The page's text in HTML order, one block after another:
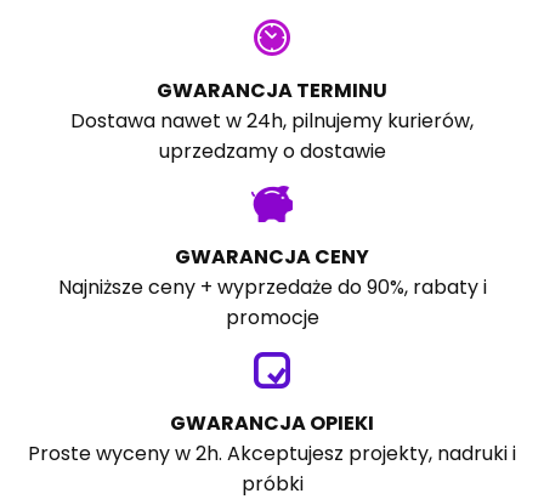
GWARANCJA TERMINU
Dostawa nawet w 24h, pilnujemy kurierów,
uprzedzamy o dostawie
GWARANCJA CENY
Najniższe ceny + wyprzedaże do 90%, rabaty i
promocje
GWARANCJA OPIEKI
Proste wyceny w 2h. Akceptujesz projekty, nadruki i
próbki